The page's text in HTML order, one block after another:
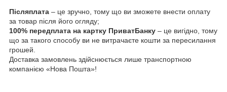
Післяплата – це зручно, тому що ви зможете внести оплату
за товар після його огляду;
100% передплата на картку ПриватБанку – це вигідно, тому
що за такого способу ви не витрачаєте кошти за пересилання
грошей.
Доставка замовлень здійснюється лише транспортною
компанією «Нова Пошта»!